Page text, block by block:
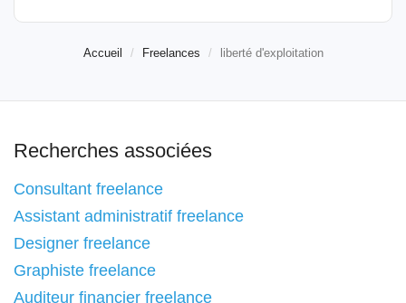
Accueil Freelances liberté d'exploitation
Recherches associées
Consultant freelance
Assistant administratif freelance
Designer freelance
Graphiste freelance
Auditeur financier freelance